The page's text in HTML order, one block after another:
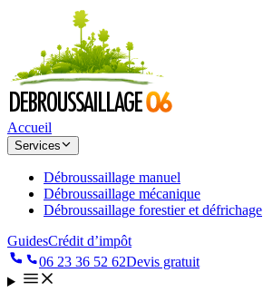
Accueil
Services
Débroussaillage manuel
Débroussaillage mécanique
Débroussaillage forestier et défrichage
GuidesCrédit d’impôt
06 23 36 52 62Devis gratuit